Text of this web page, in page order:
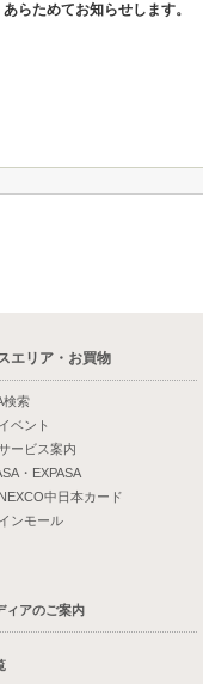
らためてお知らせします。
エリア・お買物
検索
ベント
ービス案内
・EXPASA
中日本カード
ンモール
ィアのご案内